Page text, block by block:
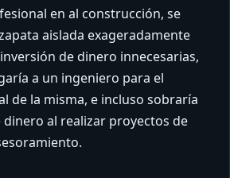
en al construcción, se
aislada exageradamente
de dinero innecesarias,
a un ingeniero para el
de la misma, e incluso sobraría
al realizar proyectos de